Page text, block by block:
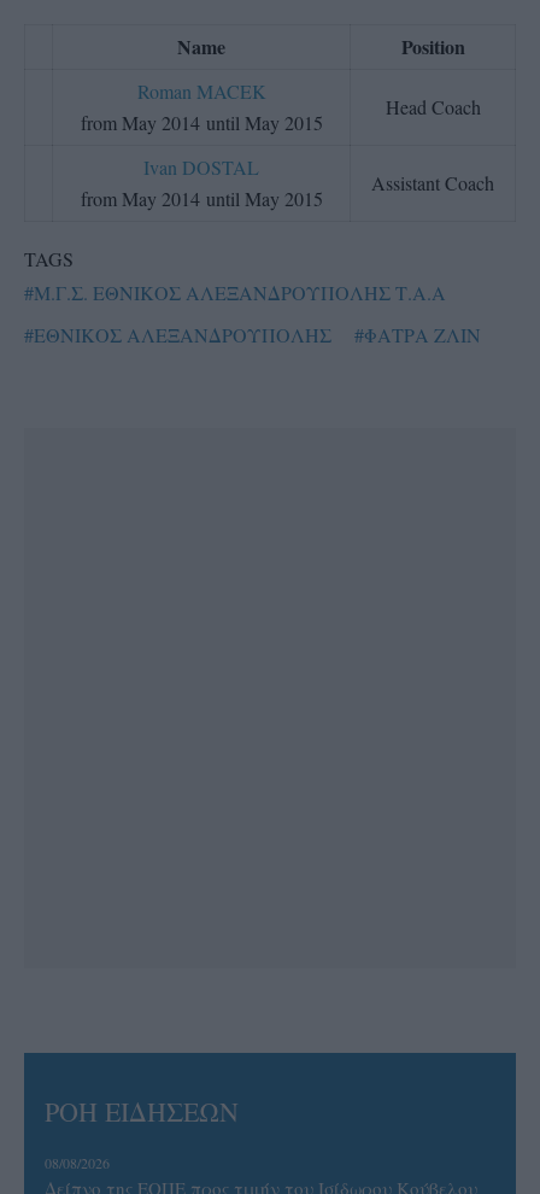
Name Position
Roman MACEK
from May 2014 until May 2015
Head Coach
Ivan DOSTAL
from May 2014 until May 2015
Assistant Coach
TAGS
#Μ.Γ.Σ. ΕΘΝΙΚΟΣ ΑΛΕΞΑΝΔΡΟΥΠΟΛΗΣ Τ.Α.Α
#ΕΘΝΙΚΟΣ ΑΛΕΞΑΝΔΡΟΥΠΟΛΗΣ
#ΦΑΤΡΑ ΖΛΙΝ
ΡΟΗ ΕΙΔΗΣΕΩΝ
08/08/2026
Δείπνο της ΕΟΠΕ προς τιμήν του Ισίδωρου Κούβελου